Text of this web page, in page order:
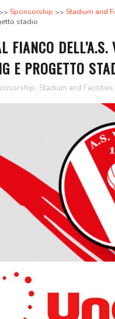
Sponsorship Stadium and
stadio
FIANCO
E PROGETTO
, Stadium and Facilities